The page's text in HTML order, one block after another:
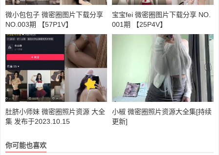
微小包包子 微密圈图片下载分享
NO.003期 【57P1V】
宝宝fei 微密圈图片下载分享 NO.
001期 【25P4V】
肚脐小师妹 微密圈照片资源 大全
集 发布于2023.10.15
小椒 微密圈照片资源大全集[持续
更新]
你可能也喜欢